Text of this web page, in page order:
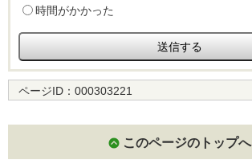
時間がかかった
ページID： 000303221
このページのトップへ